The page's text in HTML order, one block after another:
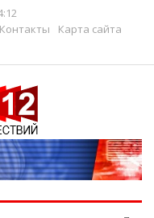
Контакты Карта сайта